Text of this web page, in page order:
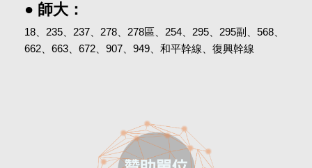
● 師大：
18、235、237、278、278區、254、295、295副、568、
662、663、672、907、949、和平幹線、復興幹線